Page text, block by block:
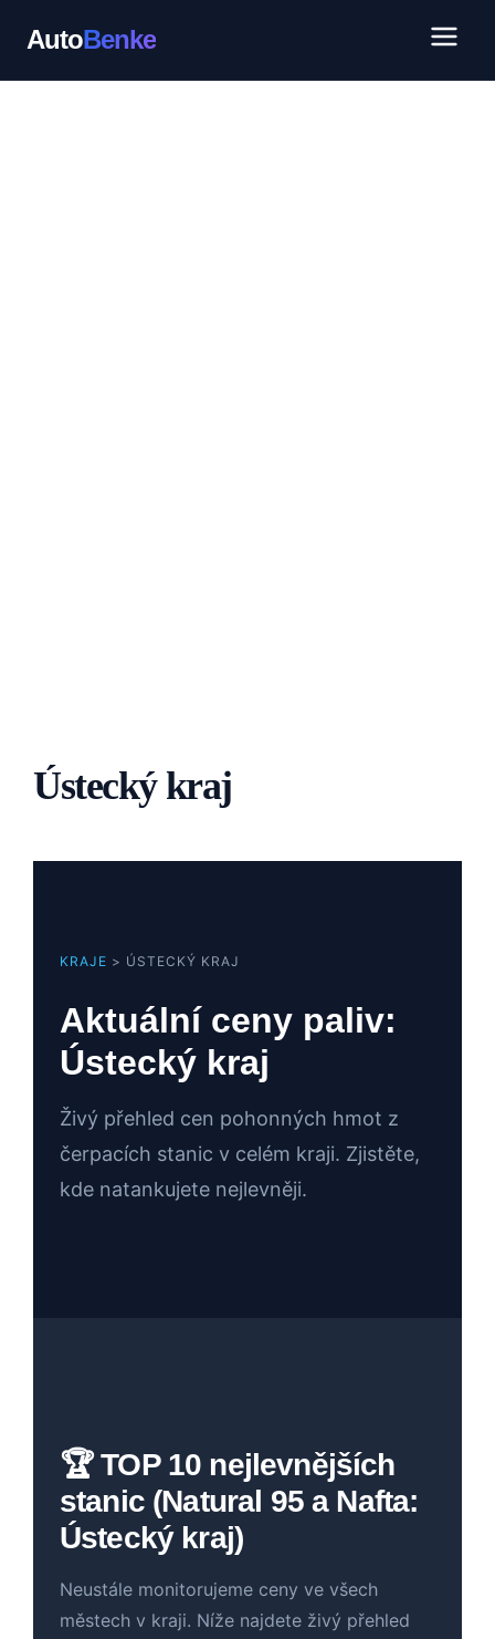
AutoBenke
Ústecký kraj
KRAJE > ÚSTECKÝ KRAJ
Aktuální ceny paliv:
Ústecký kraj
Živý přehled cen pohonných hmot z
čerpacích stanic v celém kraji. Zjistěte,
kde natankujete nejlevněji.
🏆 TOP 10 nejlevnějších
stanic (Natural 95 a Nafta:
Ústecký kraj)
Neustále monitorujeme ceny ve všech
městech v kraji. Níže najdete živý přehled